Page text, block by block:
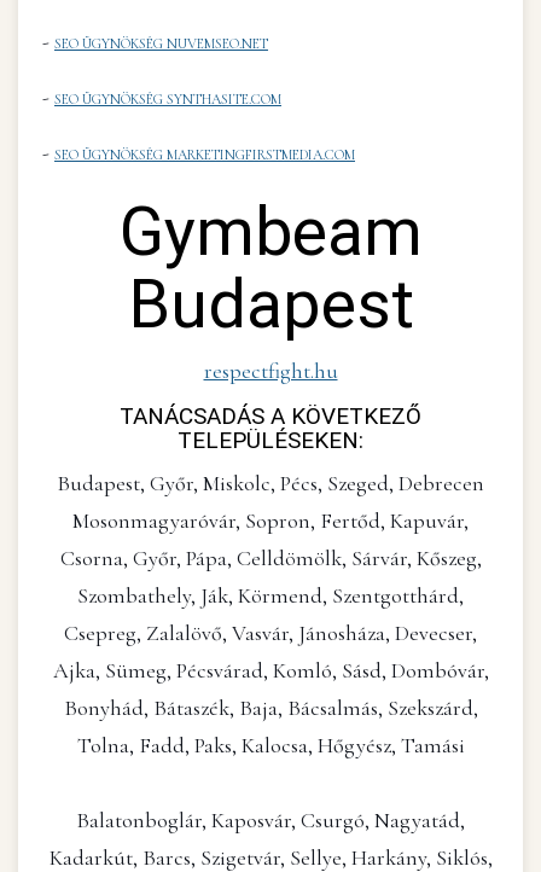
- SEO ÜGYNÖKSÉG NUVEMSEO.NET
- SEO ÜGYNÖKSÉG SYNTHASITE.COM
- SEO ÜGYNÖKSÉG MARKETINGFIRSTMEDIA.COM
Gymbeam
Budapest
respectfight.hu
TANÁCSADÁS A KÖVETKEZŐ
TELEPÜLÉSEKEN:
Budapest, Győr, Miskolc, Pécs, Szeged, Debrecen
Mosonmagyaróvár, Sopron, Fertőd, Kapuvár,
Csorna, Győr, Pápa, Celldömölk, Sárvár, Kőszeg,
Szombathely, Ják, Körmend, Szentgotthárd,
Csepreg, Zalalövő, Vasvár, Jánosháza, Devecser,
Ajka, Sümeg, Pécsvárad, Komló, Sásd, Dombóvár,
Bonyhád, Bátaszék, Baja, Bácsalmás, Szekszárd,
Tolna, Fadd, Paks, Kalocsa, Hőgyész, Tamási
Balatonboglár, Kaposvár, Csurgó, Nagyatád,
Kadarkút, Barcs, Szigetvár, Sellye, Harkány, Siklós,